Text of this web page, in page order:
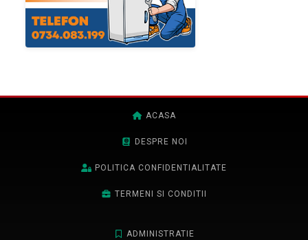
ACASA
DESPRE NOI
POLITICA CONFIDENTIALITATE
TERMENI SI CONDITII
ADMINISTRATIE